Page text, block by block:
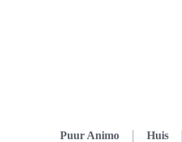
Puur Animo Huis